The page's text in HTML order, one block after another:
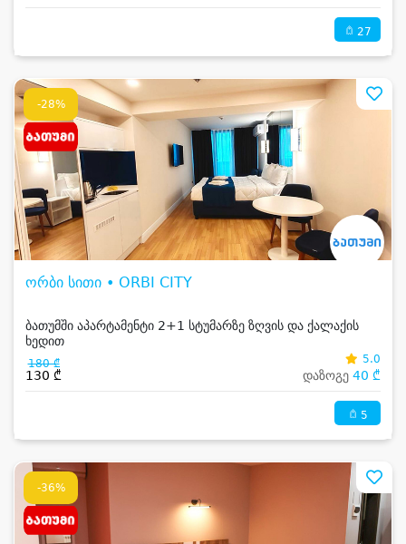
27
-28%
ორბი სითი • ORBI CITY
ბათუმში აპარტამენტი 2+1 სტუმარზე ზღვის და ქალაქის
ხედით
180 ₾
130 ₾
5.0
დაზოგე 40 ₾
5
-36%